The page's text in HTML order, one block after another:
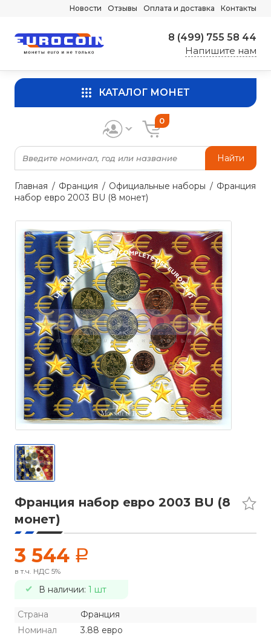
Новости Отзывы Оплата и доставка Контакты
8 (499) 755 58 44
Напишите нам
КАТАЛОГ МОНЕТ
Найти
0
Главная Франция Официальные наборы
Франция
набор евро 2003 BU (8 монет)
Франция набор евро 2003 BU (8
монет)
3 544 a
в т.ч. НДС 5%
В наличии: 1 шт
Страна
Франция
Номинал
3.88 евро